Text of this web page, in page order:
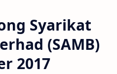
Syarikat
(SAMB)
2017